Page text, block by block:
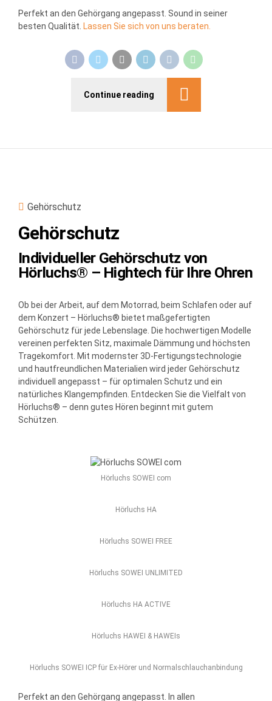
Perfekt an den Gehörgang angepasst. Sound in seiner
besten Qualität. Lassen Sie sich von uns beraten.
Continue reading
Gehörschutz
Gehörschutz
Individueller Gehörschutz von
Hörluchs® – Hightech für Ihre Ohren
Ob bei der Arbeit, auf dem Motorrad, beim Schlafen oder auf
dem Konzert – Hörluchs® bietet maßgefertigten
Gehörschutz für jede Lebenslage. Die hochwertigen Modelle
vereinen perfekten Sitz, maximale Dämmung und höchsten
Tragekomfort. Mit modernster 3D-Fertigungstechnologie
und hautfreundlichen Materialien wird jeder Gehörschutz
individuell angepasst – für optimalen Schutz und ein
natürliches Klangempfinden. Entdecken Sie die Vielfalt von
Hörluchs® – denn gutes Hören beginnt mit gutem
Schützen.
Hörluchs SOWEI com
Hörluchs HA
Hörluchs SOWEI FREE
Hörluchs SOWEI UNLIMITED
Hörluchs HA ACTIVE
Hörluchs HAWEI & HAWEIs
Hörluchs SOWEI ICP für Ex-Hörer und Normalschlauchanbindung
Perfekt an den Gehörgang angepasst. In allen